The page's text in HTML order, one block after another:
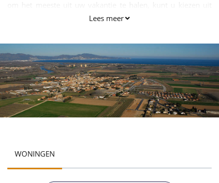
duizenden hotels in Spanje, voor alle smaken en budgetten.
Lees meer
WONINGEN